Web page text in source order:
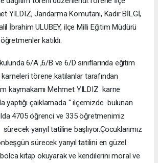
YILDIZ, Jandarma Komutanı, Kadir BİLGİ,
İbrahim ULUBEY, ilçe Milli Eğitim Müdürü
katıldı.
6/A ,6/B ve 6/D sınıflarında eğitim
törene katılanlar tarafından
kaymakamı Mehmet YILDIZ karne
yaptığı çaıklamada " ilçemizde bulunan
4705 öğrenci ve 335 öğretmenimiz
yarıyıl tatiline başlıyor.Çocuklarımız
sürecek yarıyıl tatilini en güzel
kitap okuyarak ve kendilerini moral ve